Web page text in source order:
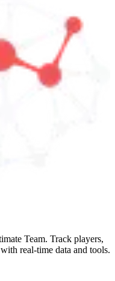
Team. Track players,
real-time data and tools.